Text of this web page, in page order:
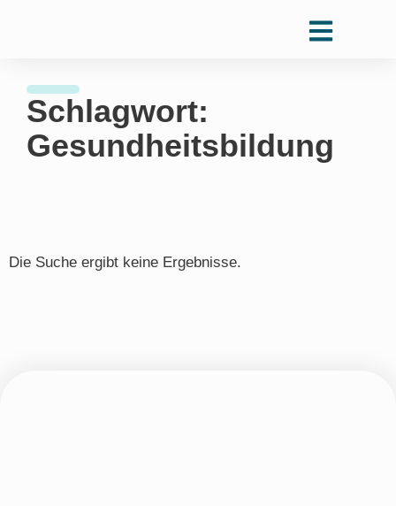
Schlagwort:
Gesundheitsbildung
Die Suche ergibt keine Ergebnisse.